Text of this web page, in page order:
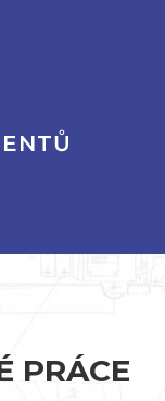
PRÁCE